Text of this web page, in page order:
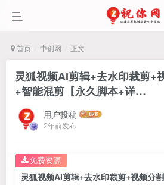
首页 中创网 正文
灵狐视频AI剪辑+去水印裁剪+
+智能混剪【永久脚本+详…
用户投稿
2年前发布
免费资源